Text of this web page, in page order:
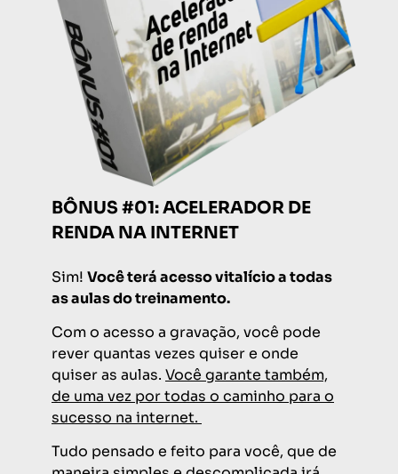
BÔNUS #01: ACELERADOR DE
RENDA NA INTERNET
Sim! Você terá acesso vitalício a todas
as aulas do treinamento.
Com o acesso a gravação, você pode
rever quantas vezes quiser e onde
quiser as aulas. Você garante também,
de uma vez por todas o caminho para o
sucesso na internet.
Tudo pensado e feito para você, que de